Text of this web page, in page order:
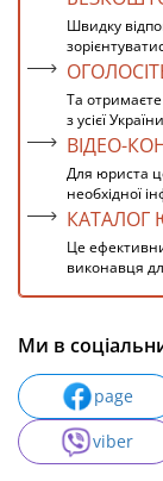
Швидку
Та
з усієї
ВІДЕО-
Для юриста
необхідної
КАТАЛОГ
Це
виконавця
Ми в
page
viber